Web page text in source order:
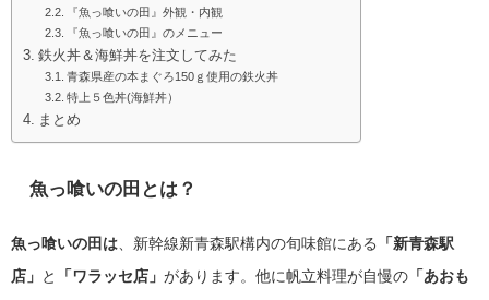
『魚っ喰いの田』外観・内観
『魚っ喰いの田』のメニュー
鉄火丼＆海鮮丼を注文してみた
青森県産の本まぐろ150ｇ使用の鉄火丼
特上５色丼(海鮮丼）
まとめ
魚っ喰いの田とは？
魚っ喰いの田は 、新幹線新青森駅構内の旬味館にある 「新青森駅
店」 と 「ワラッセ店」 があります。他に帆立料理が自慢の 「あおも